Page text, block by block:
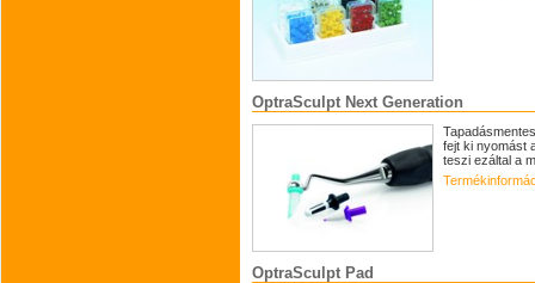
OptraSculpt Next Generation
fejt ki nyomást
teszi ezáltal a
OptraSculpt Pad